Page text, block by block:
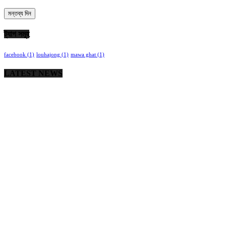
ট্যাগ সমূহ
facebook (1) louhajong (1) mawa ghat (1)
LATEST NEWS